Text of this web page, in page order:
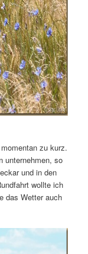
zu kurz.
unternehmen, so
und in den
wollte ich
das Wetter auch